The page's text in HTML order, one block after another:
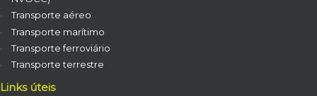
Transporte aéreo
Transporte marítimo
Transporte ferroviário
Transporte terrestre
Links úteis